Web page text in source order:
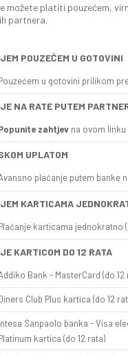
možete platiti pouzećem,
partnera.
POUZEĆEM U GOTOVINI
u gotovini prilikom
NA RATE PUTEM
zahtjev na ovom linku
UPLATOM
plaćanje putem banke
KARTICAMA
karticama jednokratno
KARTICOM DO 12 RATA
Bank - MasterCard (do 12
Club Plus kartica (do 12
Sanpaolo banka - Visa
kartica (do 12 rata)